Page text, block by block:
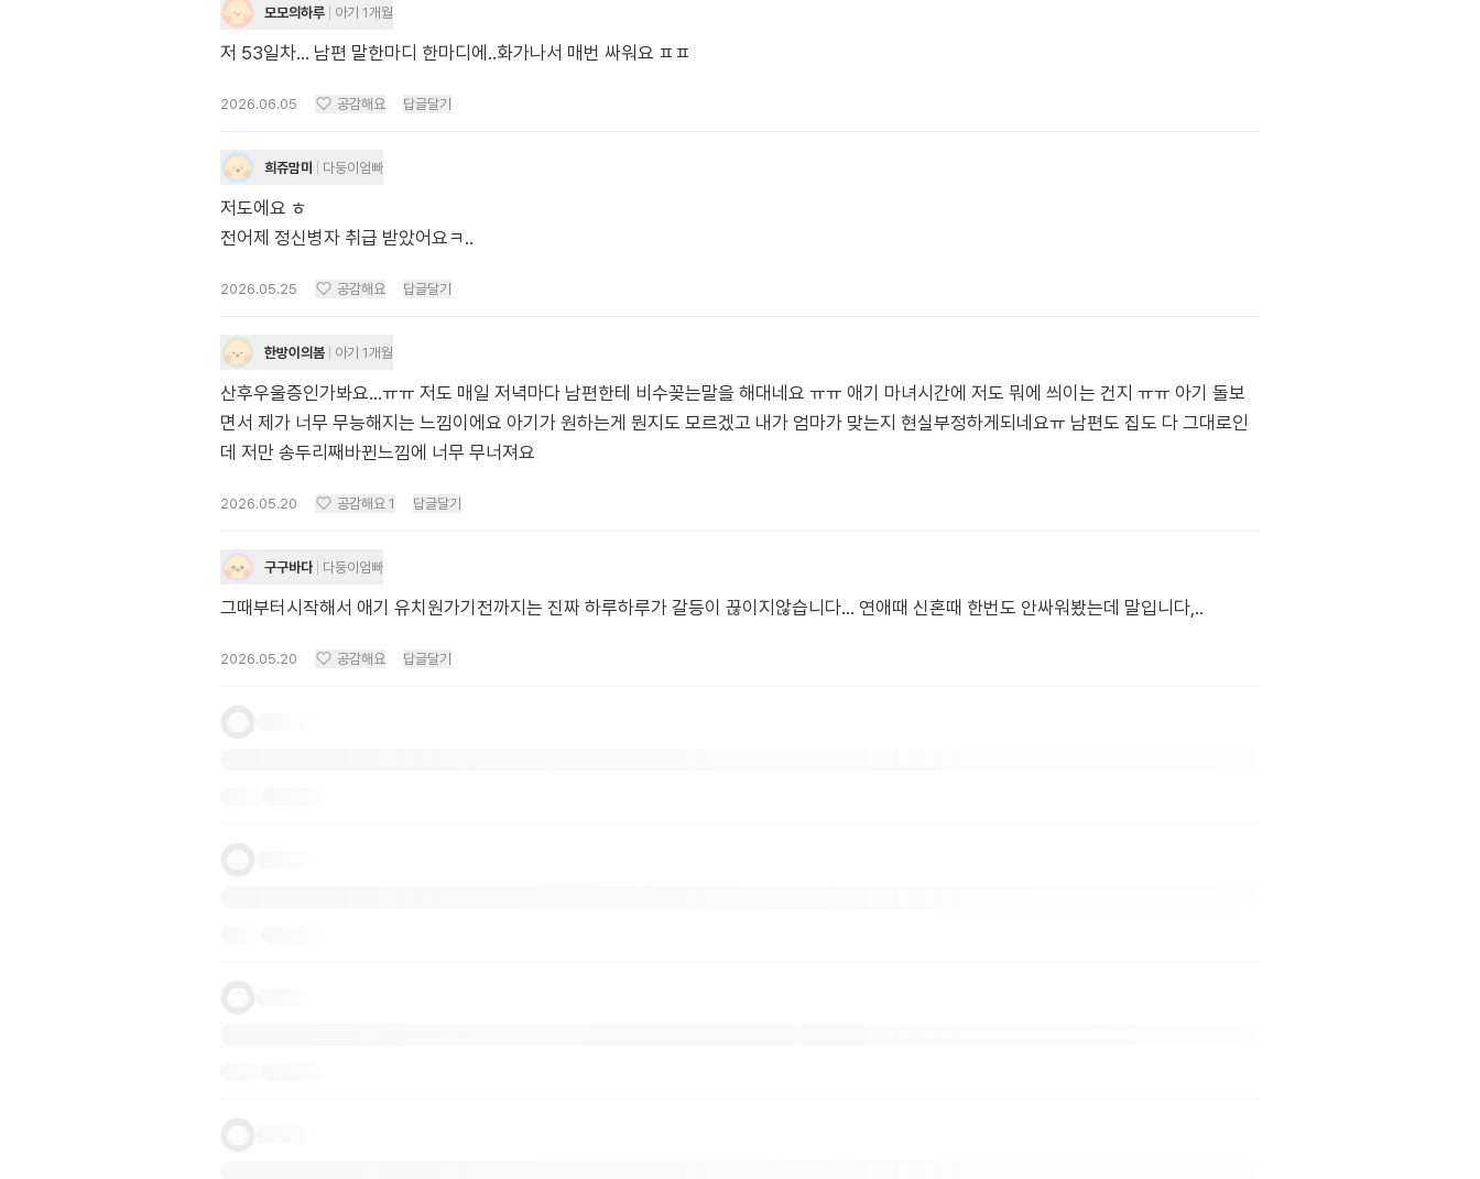
모모의하루 아기 1개월
저 53일차... 남편 말한마디 한마디에..화가나서 매번 싸워요 ㅍㅍ
2026.06.05 공감해요 답글달기
희쥬맘미 다둥이엄빠
저도에요 ㅎ
전어제 정신병자 취급 받았어요ㅋ..
2026.05.25 공감해요 답글달기
한방이의봄 아기 1개월
산후우울증인가봐요...ㅠㅠ 저도 매일 저녁마다 남편한테 비수꽂는말을 해대네요 ㅠㅠ 애기 마녀시간에 저도 뭐에 씌이는 건지 ㅠㅠ 아기 돌보
면서 제가 너무 무능해지는 느낌이에요 아기가 원하는게 뭔지도 모르겠고 내가 엄마가 맞는지 현실부정하게되네요ㅠ 남편도 집도 다 그대로인
데 저만 송두리째바뀐느낌에 너무 무너져요
2026.05.20 공감해요 1 답글달기
구구바다 다둥이엄빠
그때부터시작해서 애기 유치원가기전까지는 진짜 하루하루가 갈등이 끊이지않습니다... 연애때 신혼때 한번도 안싸워봤는데 말입니다,..
2026.05.20 공감해요 답글달기